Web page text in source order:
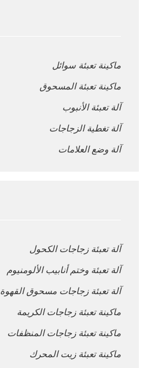
ماكينة تعبئة سوائل
ماكينة تعبئة المسحوق
آلة تعبئة الأنبوب
آلة تغطية الزجاجات
آلة وضع العلامات
آلة تعبئة زجاجات الكحول
آلة تعبئة وختم أنابيب الألومنيوم
آلة تعبئة زجاجات مسحوق القهوة
ماكينة تعبئة زجاجات الكريمة
ماكينة تعبئة زجاجات المنظفات
ماكينة تعبئة زيت المحرك